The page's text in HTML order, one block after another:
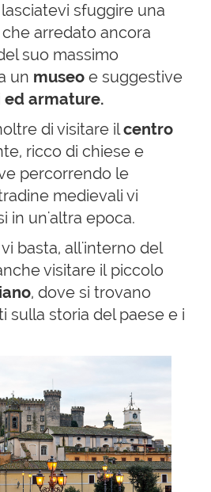
sfuggire una
arredato ancora
suo massimo
un museo e suggestive
armature.
di visitare ilcentro
ricco di chiese e
percorrendo le
medievali vi
in un'altra epoca.
basta, all'interno del
visitare il piccolo
, dove si trovano
sulla storia del paese e i